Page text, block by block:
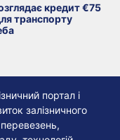
кредит €75
транспорту
портал і
залізничного